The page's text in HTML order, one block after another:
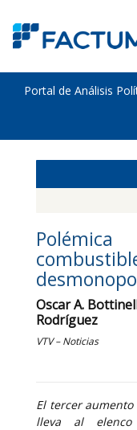
Portal de Análisis
Oscar A.
Rodríguez
VTV – Noticias
El tercer
lleva al